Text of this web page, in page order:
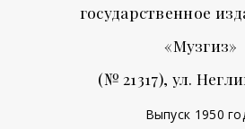
государственное
«Музгиз»
(№ 21317), ул.
Выпуск 1950